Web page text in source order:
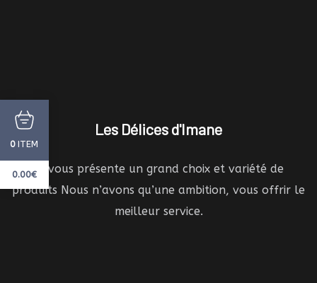
Les Délices d'Imane
Je vous présente un grand choix et variété de
produits Nous n’avons qu’une ambition, vous offrir le
meilleur service.
0 ITEM
0.00€